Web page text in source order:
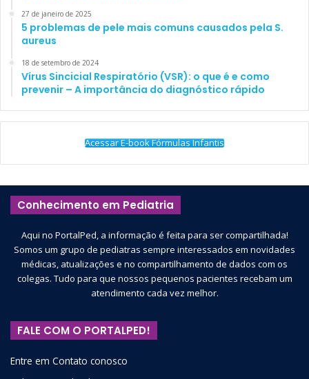
27 de janeiro de 2025
5 problemas de pele mais comuns causados pela S.
aureus
18 de setembro de 2024
Vírus Sincicial Respiratório (VSR): o que é e como
prevenir – A importância do diagnóstico rápido
Acessar E-book Fórmulas Infantis
Conhecimento em Pediatria
Aqui no PortalPed, a informação é feita para ser compartilhada!
Somos um grupo de pediatras sempre interessados em novidades
médicas, atualizações e no compartilhamento de dados com os
colegas. Tudo para que nossos pequenos pacientes recebam um
atendimento cada vez melhor.
FALE COM O PORTALPED!
Entre em Contato conosco